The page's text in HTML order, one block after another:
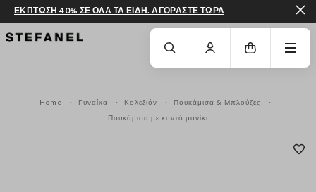
ΜΕΤΆΒΑΣΗ ΣΤΟ ΚΎΡΙΟ ΠΕΡΙΕΧΌΜΕΝΟΚΑΤΕΒΕΊΤΕ ΣΤΟ ΚΆΤΩ ΜΈΡΟΣ
ΕΚΠΤΩΣΗ 40% ΣΕ ΟΛΑ ΤΑ ΕΙΔΗ. ΑΓΟΡΑΣΤΕ ΤΩΡΑ
Home Γυναίκα Κολεξιόν
Πουκάμισα & Μπλούζες
Πουκάμισα με κοντό μανίκι